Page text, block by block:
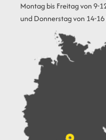
Montag bis Freitag von 9-
und Donnerstag von 14-16